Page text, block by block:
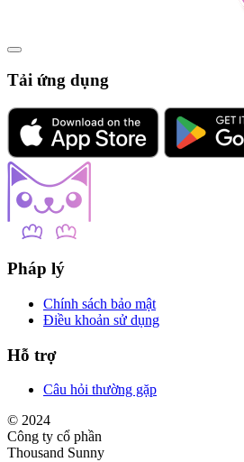
Tải ứng dụng
Pháp lý
Chính sách bảo mật
Điều khoản sử dụng
Hỗ trợ
Câu hỏi thường gặp
© 2024
Công ty cổ phần
Thousand Sunny